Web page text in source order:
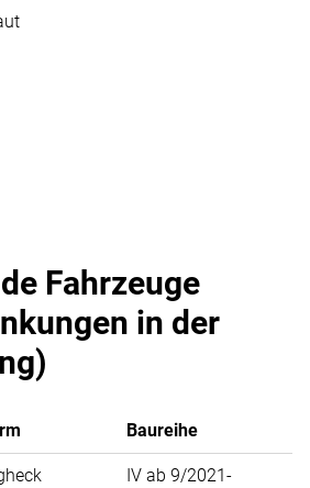
Fahrzeuge
in der
Baureihe
IV ab 9/2021-